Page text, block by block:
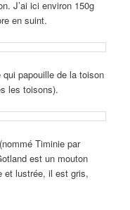
J’ai ici environ 150g
en suint.
papouille de la toison
les toisons).
Timinie par
est un mouton
et lustrée, il est gris,